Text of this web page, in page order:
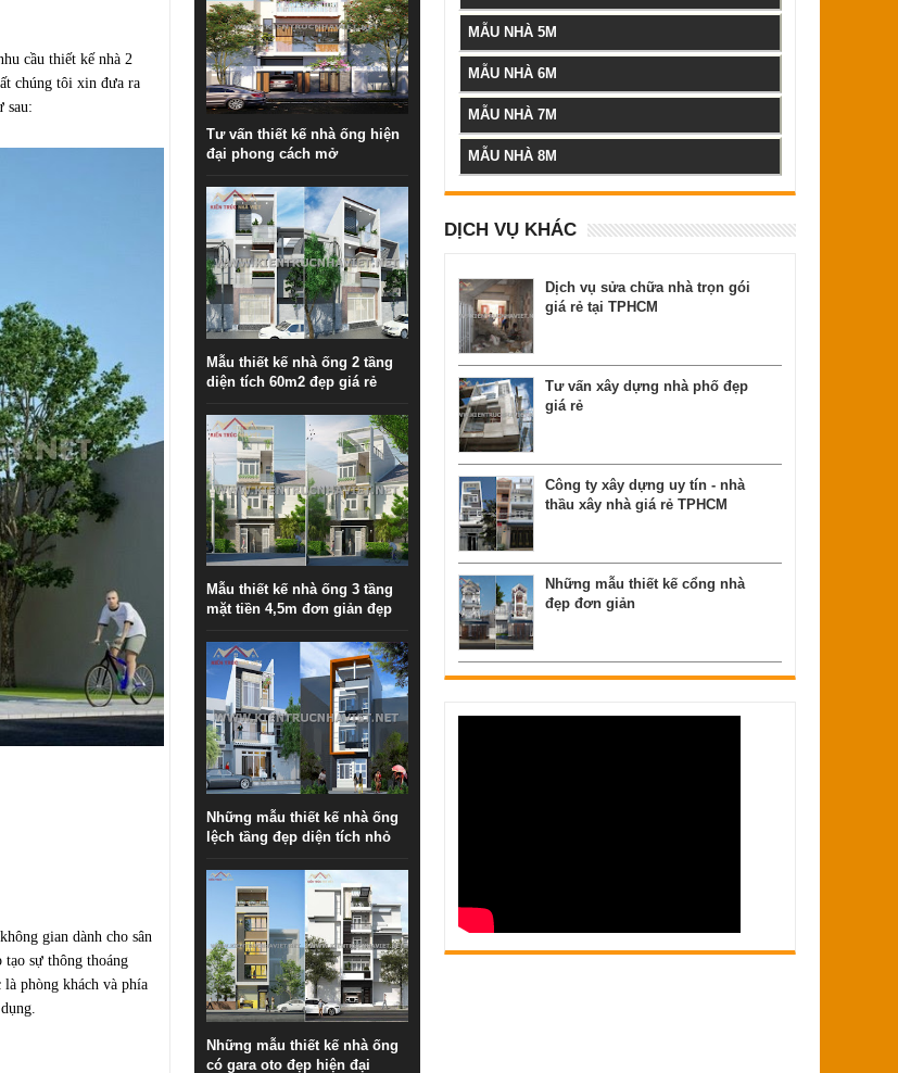
cầu thiết kế nhà 2
chúng tôi xin đưa ra
sau:
gian dành cho sân
sự thông thoáng
phòng khách và phía
MẪU NHÀ 5M
MẪU NHÀ 6M
MẪU NHÀ 7M
MẪU NHÀ 8M
DỊCH VỤ KHÁC
Dịch vụ sửa chữa nhà trọn gói
giá rẻ tại TPHCM
Tư vấn xây dựng nhà phố đẹp
giá rẻ
Công ty xây dựng uy tín - nhà
thầu xây nhà giá rẻ TPHCM
Những mẫu thiết kế cổng nhà
đẹp đơn giản
Tư vấn thiết kế nhà ống hiện
đại phong cách mở
Mẫu thiết kế nhà ống 2 tầng
diện tích 60m2 đẹp giá rẻ
Mẫu thiết kế nhà ống 3 tầng
mặt tiền 4,5m đơn giản đẹp
Những mẫu thiết kế nhà ống
lệch tầng đẹp diện tích nhỏ
Những mẫu thiết kế nhà ống
có gara oto đẹp hiện đại